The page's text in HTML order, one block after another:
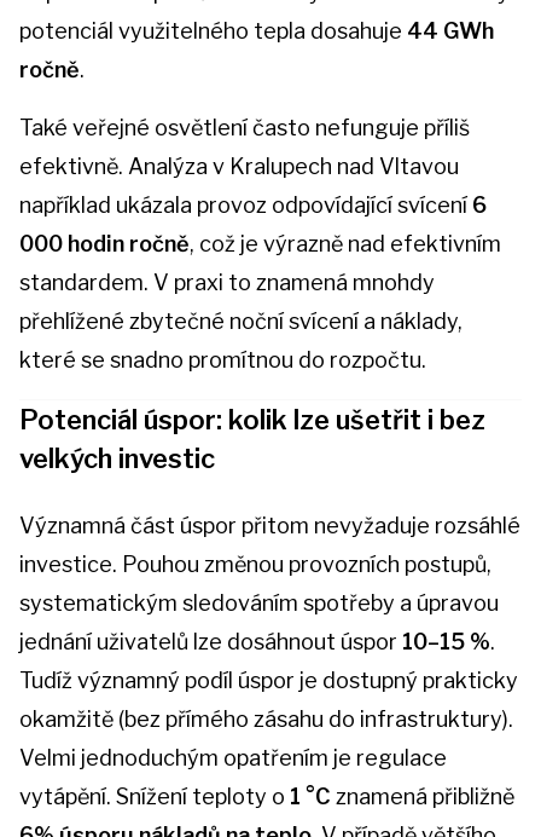
potenciál využitelného tepla dosahuje 44 GWh
ročně.
Také veřejné osvětlení často nefunguje příliš
efektivně. Analýza v Kralupech nad Vltavou
například ukázala provoz odpovídající svícení6
000 hodin ročně, což je výrazně nad efektivním
standardem. V praxi to znamená mnohdy
přehlížené zbytečné noční svícení a náklady,
které se snadno promítnou do rozpočtu.
Potenciál úspor: kolik lze ušetřit i bez
velkých investic
Významná část úspor přitom nevyžaduje rozsáhlé
investice. Pouhou změnou provozních postupů,
systematickým sledováním spotřeby a úpravou
jednání uživatelů lze dosáhnout úspor 10–15 %.
Tudíž významný podíl úspor je dostupný prakticky
okamžitě (bez přímého zásahu do infrastruktury).
Velmi jednoduchým opatřením je regulace
vytápění. Snížení teploty o 1 °C znamená přibližně